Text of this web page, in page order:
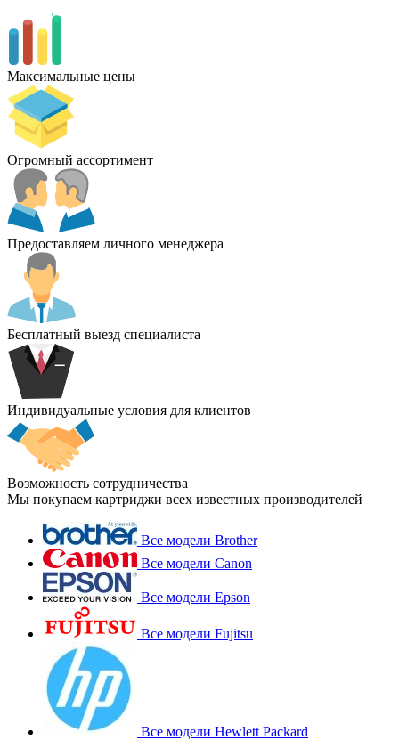
Максимальные цены
Огромный ассортимент
Предоставляем личного менеджера
Бесплатный выезд специалиста
Индивидуальные условия для клиентов
Возможность сотрудничества
Мы покупаем картриджи всех известных производителей
Все модели Brother
Все модели Canon
Все модели Epson
Все модели Fujitsu
Все модели Hewlett Packard